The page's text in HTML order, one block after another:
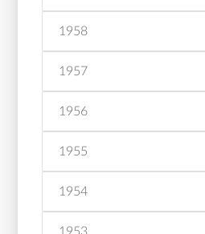
1958
1957
1956
1955
1954
1953